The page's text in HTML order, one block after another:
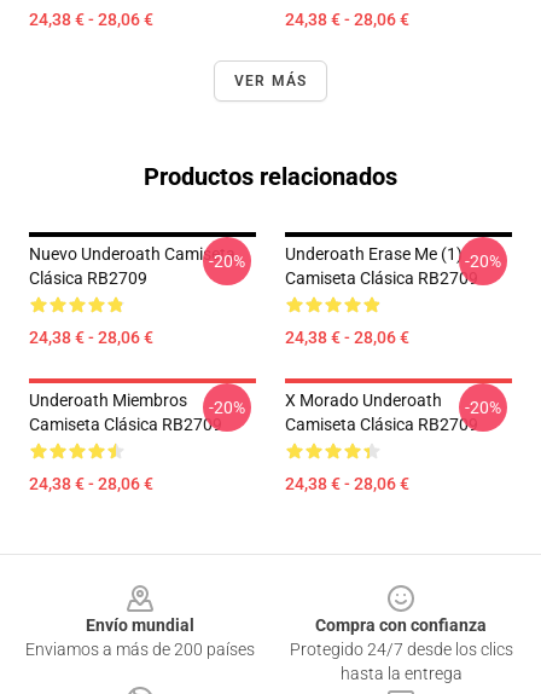
24,38 € - 28,06 € 24,38 € - 28,06 €
VER MÁS
Productos relacionados
Nuevo Underoath Camiseta
Clásica RB2709
24,38 € - 28,06 €
-20%
Underoath Erase Me (1)
Camiseta Clásica RB2709
24,38 € - 28,06 €
-20%
Underoath Miembros
Camiseta Clásica RB2709
24,38 € - 28,06 €
-20%
X Morado Underoath
Camiseta Clásica RB2709
24,38 € - 28,06 €
-20%
Envío mundial
Enviamos a más de 200 países
Compra con confianza
Protegido 24/7 desde los clics
hasta la entrega